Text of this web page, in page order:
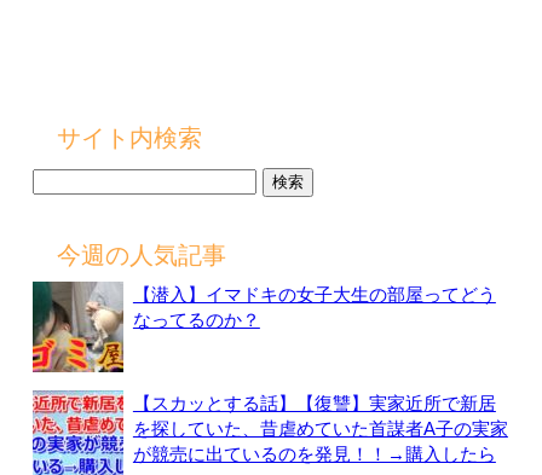
サイト内検索
今週の人気記事
【潜入】イマドキの女子大生の部屋ってどう
なってるのか？
【スカッとする話】【復讐】実家近所で新居
を探していた、昔虐めていた首謀者A子の実家
が競売に出ているのを発見！！→購入したら